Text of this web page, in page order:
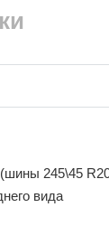
245\45
вида